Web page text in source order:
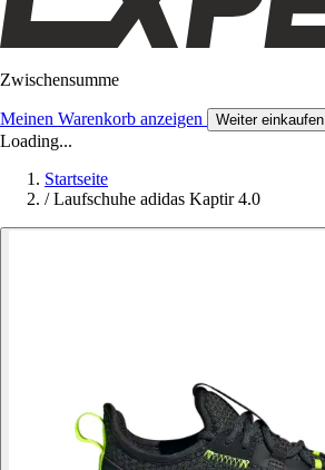
Zwischensumme
Meinen Warenkorb anzeigen Weiter einkaufen
Loading...
Startseite
/ Laufschuhe adidas Kaptir 4.0